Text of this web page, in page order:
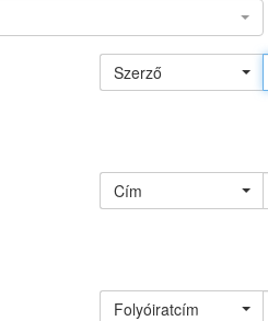
Szerző
Cím
Folyóiratcím